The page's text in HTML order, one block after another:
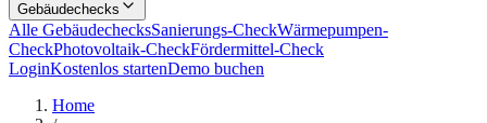
Gebäudechecks
Alle GebäudechecksSanierungs-CheckWärmepumpen-
CheckPhotovoltaik-CheckFördermittel-Check
LoginKostenlos startenDemo buchen
Home